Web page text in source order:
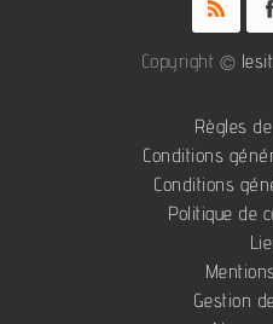
Copyright ©
Règles
Conditions
Conditions
Politique de
Gestion